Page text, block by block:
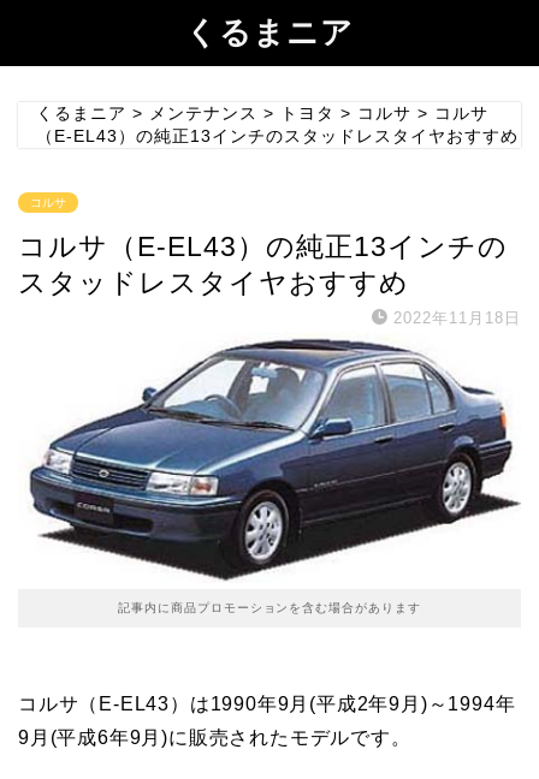
くるまニア
くるまニア > メンテナンス > トヨタ > コルサ > コルサ
（E-EL43）の純正13インチのスタッドレスタイヤおすすめ
コルサ
コルサ（E-EL43）の純正13インチの
スタッドレスタイヤおすすめ
2022年11月18日
記事内に商品プロモーションを含む場合があります
コルサ（E-EL43）は1990年9月(平成2年9月)～1994年
9月(平成6年9月)に販売されたモデルです。